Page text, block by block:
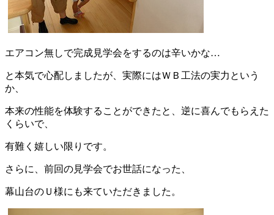
エアコン無しで完成見学会をするのは辛いかな…
と本気で心配しましたが、実際にはＷＢ工法の実力という
か、
本来の性能を体験することができたと、逆に喜んでもらえた
くらいで、
有難く嬉しい限りです。
さらに、前回の見学会でお世話になった、
幕山台のＵ様にも来ていただきました。